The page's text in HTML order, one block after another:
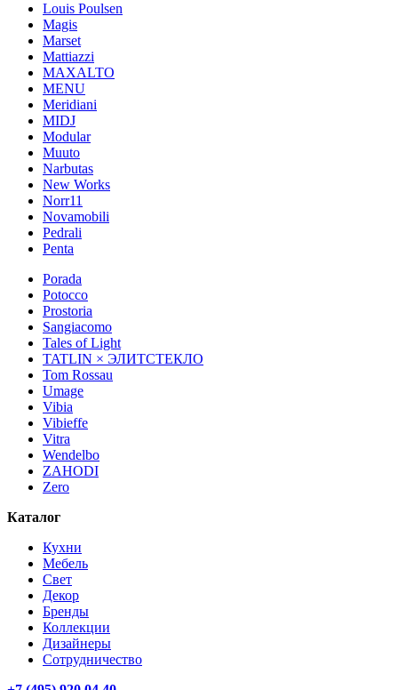
Louis Poulsen
Magis
Marset
Mattiazzi
MAXALTO
MENU
Meridiani
MIDJ
Modular
Muuto
Narbutas
New Works
Norr11
Novamobili
Pedrali
Penta
Porada
Potocco
Prostoria
Sangiacomo
Tales of Light
TATLIN × ЭЛИТСТЕКЛО
Tom Rossau
Umage
Vibia
Vibieffe
Vitra
Wendelbo
ZAHODI
Zero
Каталог
Кухни
Мебель
Свет
Декор
Бренды
Коллекции
Дизайнеры
Сотрудничество